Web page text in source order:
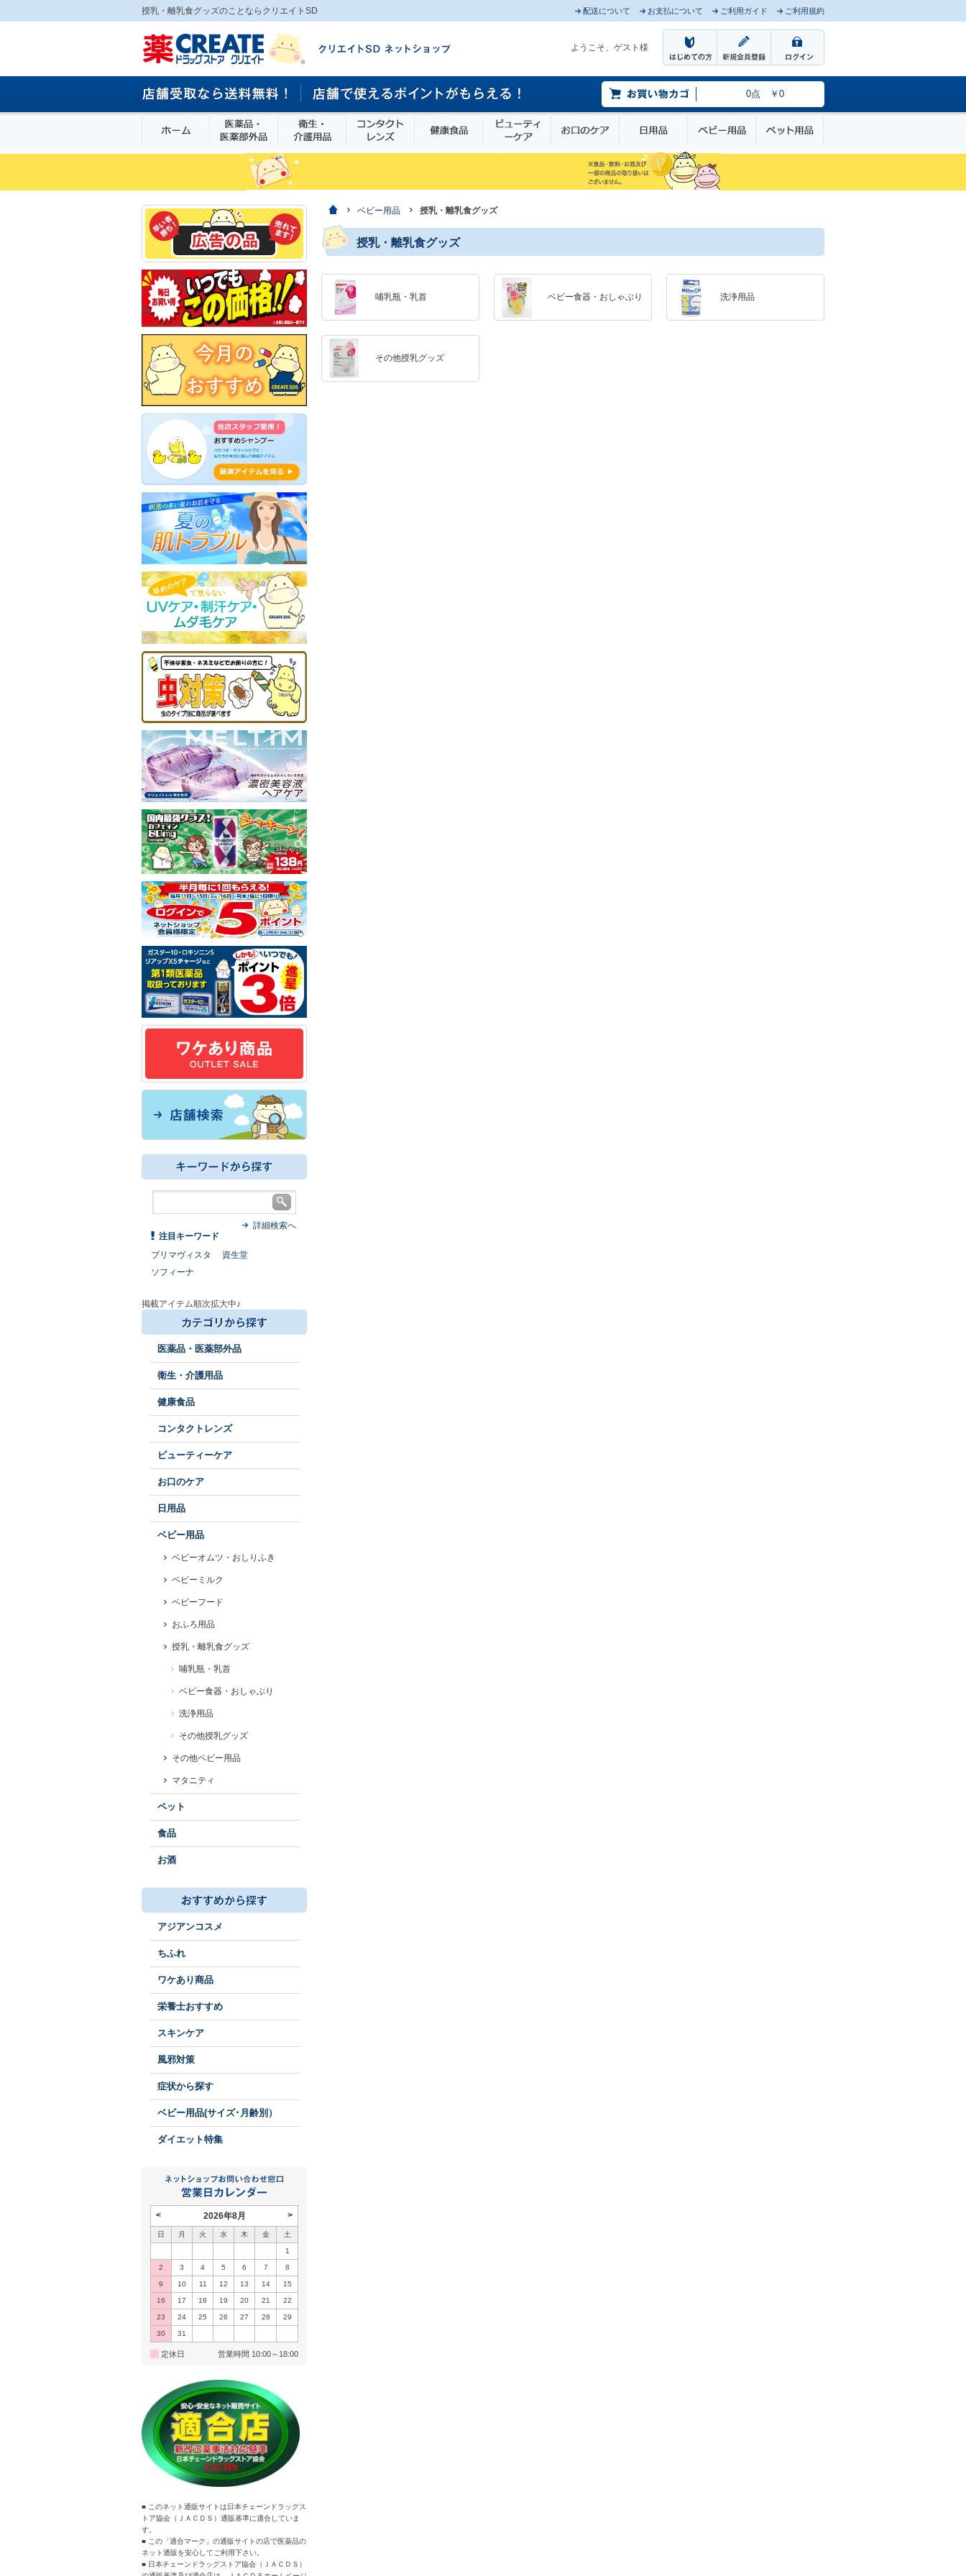
授乳・離乳食グッズのことならクリエイトSD 配送について お支払について ご利用ガイド ご利用規約
ようこそ、ゲスト様
0点 ￥0
ホーム 医薬品・医薬部外品衛生・介護用品 コンタクトレンズ健康食品 ビューティーケアお口のケア 日用品 ベビー用品 ペット用品
ホームベビー用品 授乳・離乳食グッズ
授乳・離乳食グッズ
哺乳瓶・乳首 ベビー食器・おしゃぶり 洗浄用品
その他授乳グッズ
詳細検索へ
注目キーワード
プリマヴィスタ
資生堂
ソフィーナ
掲載アイテム順次拡大中♪
医薬品・医薬部外品
衛生・介護用品
健康食品
コンタクトレンズ
ビューティーケア
お口のケア
日用品
ベビー用品
ベビーオムツ・おしりふき
ベビーミルク
ベビーフード
おふろ用品
授乳・離乳食グッズ
哺乳瓶・乳首
ベビー食器・おしゃぶり
洗浄用品
その他授乳グッズ
その他ベビー用品
マタニティ
ペット
食品
お酒
アジアンコスメ
ちふれ
ワケあり商品
栄養士おすすめ
スキンケア
風邪対策
症状から探す
ベビー用品(サイズ･月齢別）
ダイエット特集
< >
2026年8月
日 月 火 水 木 金 土
1
2 3 4 5 6 7 8
9 10 11 12 13 14 15
16 17 18 19 20 21 22
23 24 25 26 27 28 29
30 31
定休日 営業時間 10:00～18:00
■ このネット通販サイトは日本チェーンドラッグス
トア協会（ＪＡＣＤＳ）通販基準に適合していま
す。
■ この「適合マーク」の通販サイトの店で医薬品の
ネット通販を安心してご利用下さい。
■ 日本チェーンドラッグストア協会（ＪＡＣＤＳ）